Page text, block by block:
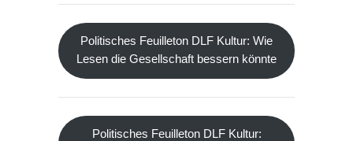
Politisches Feuilleton DLF Kultur: Wie
Lesen die Gesellschaft bessern könnte
Politisches Feuilleton DLF Kultur: